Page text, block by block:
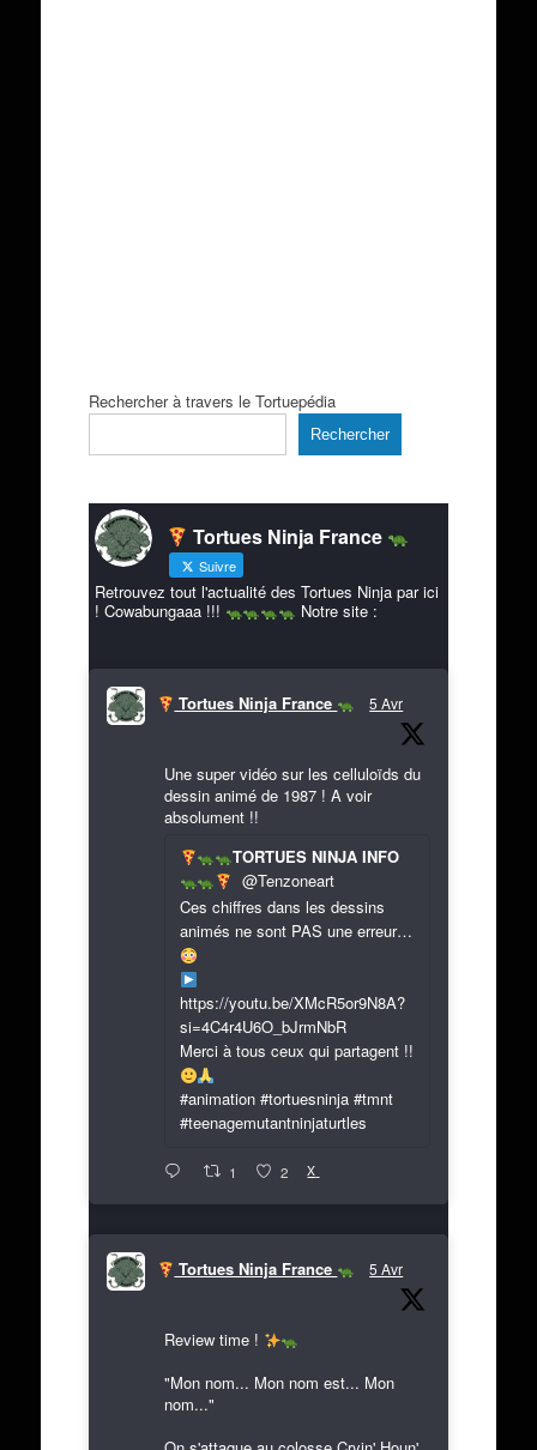
Rechercher à travers le Tortuepédia
Rechercher
Tortues Ninja France
Suivre
Retrouvez tout l'actualité des Tortues Ninja par ici
! Cowabungaaa !!!
Notre site :
Tortues Ninja France 5 Avr
Une super vidéo sur les celluloïds du
dessin animé de 1987 ! A voir
absolument !!
TORTUES NINJA INFO
@Tenzoneart
Ces chiffres dans les dessins
animés ne sont PAS une erreur…
https://youtu.be/XMcR5or9N8A?
si=4C4r4U6O_bJrmNbR
Merci à tous ceux qui partagent !!
#animation #tortuesninja #tmnt
#teenagemutantninjaturtles
1 2 X
Tortues Ninja France 5 Avr
Review time !
"Mon nom... Mon nom est... Mon
nom..."